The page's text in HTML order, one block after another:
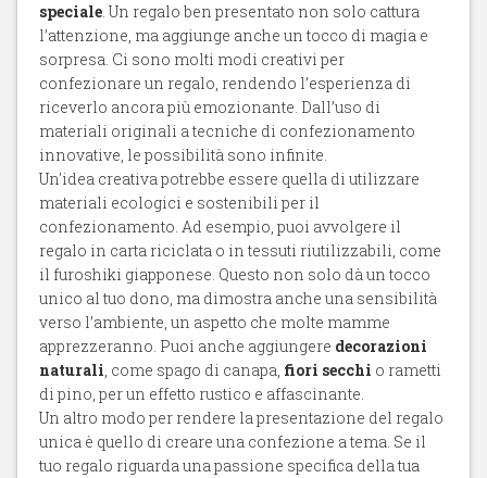
speciale. Un regalo ben presentato non solo cattura
l’attenzione, ma aggiunge anche un tocco di magia e
sorpresa. Ci sono molti modi creativi per
confezionare un regalo, rendendo l’esperienza di
riceverlo ancora più emozionante. Dall’uso di
materiali originali a tecniche di confezionamento
innovative, le possibilità sono infinite.
Un'idea creativa potrebbe essere quella di utilizzare
materiali ecologici e sostenibili per il
confezionamento. Ad esempio, puoi avvolgere il
regalo in carta riciclata o in tessuti riutilizzabili, come
il furoshiki giapponese. Questo non solo dà un tocco
unico al tuo dono, ma dimostra anche una sensibilità
verso l’ambiente, un aspetto che molte mamme
apprezzeranno. Puoi anche aggiungere decorazioni
naturali, come spago di canapa, fiori secchi o rametti
di pino, per un effetto rustico e affascinante.
Un altro modo per rendere la presentazione del regalo
unica è quello di creare una confezione a tema. Se il
tuo regalo riguarda una passione specifica della tua